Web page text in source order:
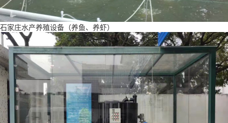
石家庄水产养殖设备（养鱼、养虾）